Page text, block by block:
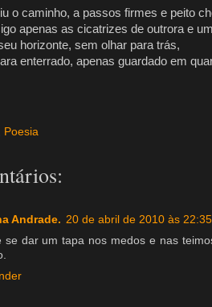
o caminho, a passos firmes e peito
apenas as cicatrizes de outrora e
horizonte, sem olhar para trás,
enterrado, apenas guardado em
Poesia
Andrade. 20 de abril de 2010 às 22:35
se dar um tapa nos medos e nas